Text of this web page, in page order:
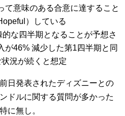
て意味のある合意に達すること
）している
な四半期となることが予想さ
が46% 減少した第1四半期と同
況が続くと想定
日発表されたディズニーとの
ドルに関する質問が多かった
に無し。